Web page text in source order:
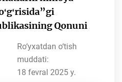
Qonuni
Ro‘yxatdan o‘tish
muddati:
18 fevral 2025 y.